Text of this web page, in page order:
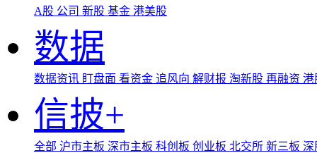
A股 公司 新股 基金 港美股
数据
数据资讯 盯盘面 看资金 追风向 解财报 淘新股 再融资
信披+
全部 沪市主板 深市主板 科创板 创业板 北交所 新三板